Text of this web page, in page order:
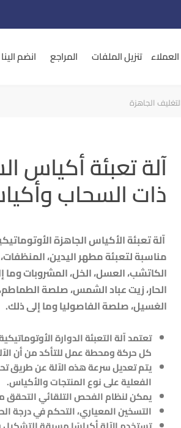
العملاء تنزيل الملفات المراجع انضم الينا
الجاهزة
آلة تعبئة أكياس
ذات السحاب
آلة تعبئة الأكياس الجاهزة
مناسبة لتعبئة مطهر اليدين،
الكاتشب، العسل، الخل، المشروبات
الحار، زيت عباد الشمس، صلصة
الغسيل، صلصة الفاصوليا وما إلى ذلك.
تعتمد آلة التعبئة الدوارة
كل حركة ومحطة عمل للتأكد من أن
يتم تعديل سرعة هذه الآلة عن طريق
الفعلية على نوع المنتجات والأكياس.
يمكن لنظام الفحص التلقائي التحقق
التسخين المعياري، التحكم في درجة